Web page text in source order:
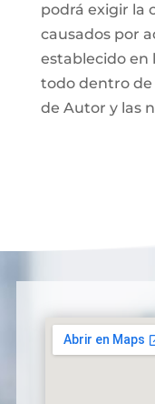
podrá exigir la
causados por
establecido en
todo dentro de
de Autor y las